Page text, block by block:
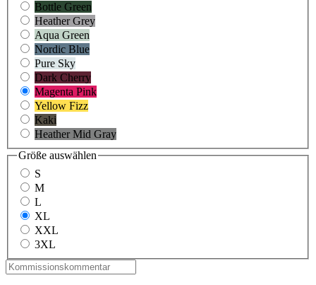
Bottle Green
Heather Grey
Aqua Green
Nordic Blue
Pure Sky
Dark Cherry
Magenta Pink
Yellow Fizz
Kaki
Heather Mid Gray
Größe auswählen
S
M
L
XL
XXL
3XL